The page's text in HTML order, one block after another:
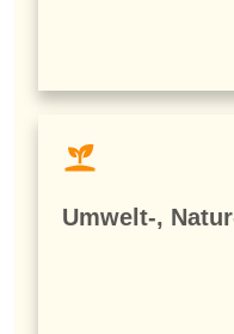
Umwelt-,